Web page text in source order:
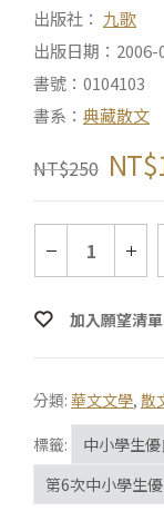
出版社： 九歌
出版日期：2006-
書號：0104103
書系： 典藏散文
NT$250 NT$
加入願望清單
分類: 華文文學, 散
標籤:
中小學生
第6次中小學生